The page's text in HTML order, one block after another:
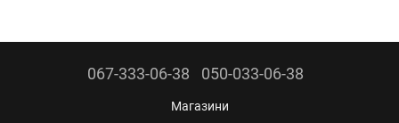
067-333-06-38 050-033-06-38
Магазини